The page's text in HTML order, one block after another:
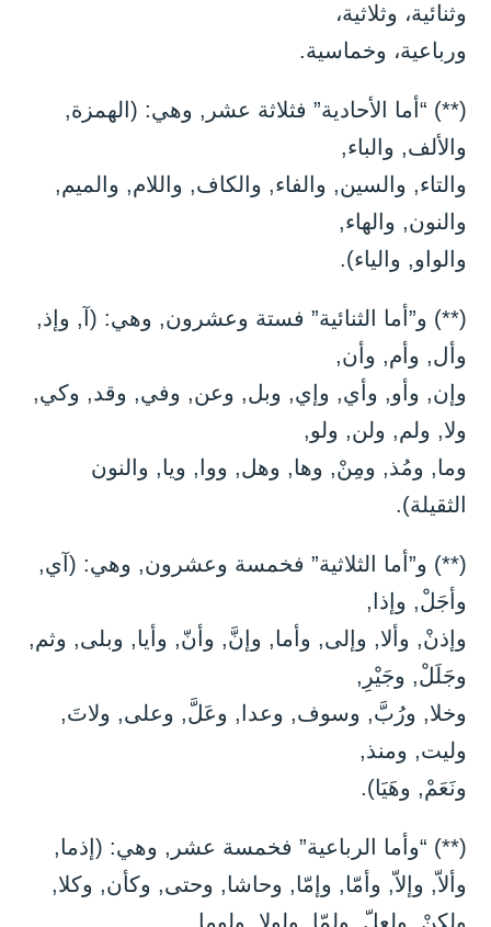
وثنائية، وثلاثية،
ورباعية، وخماسية.
(**) “أما الأحادية” فثلاثة عشر, وهي: (الهمزة,
والألف, والباء,
والتاء, والسين, والفاء, والكاف, واللام, والميم,
والنون, والهاء,
والواو, والياء).
(**) و”أما الثنائية” فستة وعشرون, وهي: (آ, وإذ,
وأل, وأم, وأن,
وإن, وأو, وأي, وإي, وبل, وعن, وفي, وقد, وكي,
ولا, ولم, ولن, ولو,
وما, ومُذ, ومِنْ, وها, وهل, ووا, ويا, والنون
الثقيلة).
(**) و”أما الثلاثية” فخمسة وعشرون, وهي: (آي,
وأجَلْ, وإذا,
وإذنْ, وألا, وإلى, وأما, وإنَّ, وأنّ, وأيا, وبلى, وثم,
وجَلَلْ, وجَيْرِ,
وخلا, ورُبَّ, وسوف, وعدا, وعَلَّ, وعلى, ولاتَ,
وليت, ومنذ,
ونَعَمْ, وهَيَا).
(**) “وأما الرباعية” فخمسة عشر, وهي: (إذما,
وألاّ, وإلاّ, وأمّا, وإمّا, وحاشا, وحتى, وكأن, وكلا,
ولكنْ, ولعلّ, ولمّا, ولولا, ولوما,